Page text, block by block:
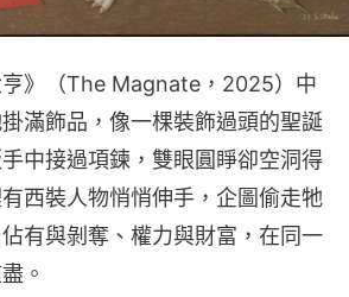
亨》（The Magnate，2025）中
滿飾品，像一棵裝飾過頭的聖誕
中接過項鍊，雙眼圓睜卻空洞得
西裝人物悄悄伸手，企圖偷走牠
有與剝奪、權力與財富，在同一
。